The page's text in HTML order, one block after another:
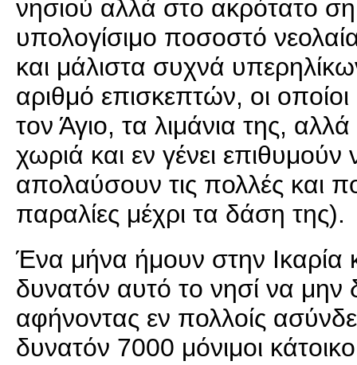
νησιού αλλά στο ακρότατο
υπολογίσιμο ποσοστό
και μάλιστα συχνά
αριθμό επισκεπτών, οι
τον Άγιο, τα λιμάνια της,
χωριά και εν γένει
απολαύσουν τις πολλές και
παραλίες μέχρι τα δάση της).
Ένα μήνα ήμουν στην Ικαρία
δυνατόν αυτό το νησί να μην
αφήνοντας εν πολλοίς
δυνατόν 7000 μόνιμοι